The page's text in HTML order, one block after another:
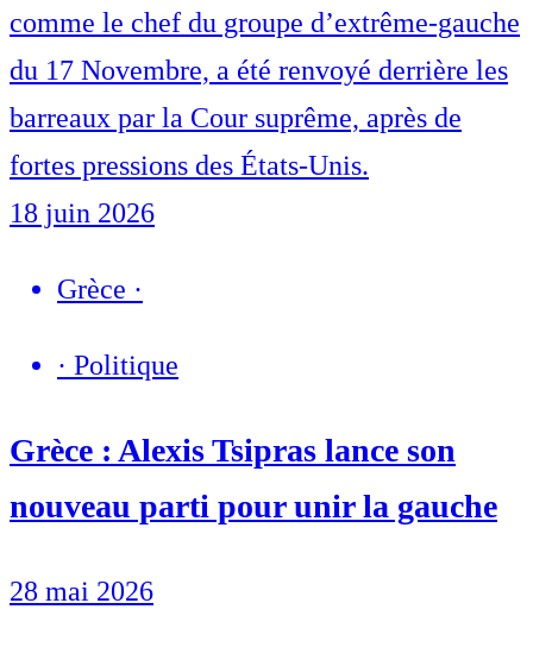
comme le chef du groupe d’extrême-gauche
du 17 Novembre, a été renvoyé derrière les
barreaux par la Cour suprême, après de
fortes pressions des États-Unis.
18 juin 2026
Grèce ·
· Politique
Grèce : Alexis Tsipras lance son
nouveau parti pour unir la gauche
28 mai 2026